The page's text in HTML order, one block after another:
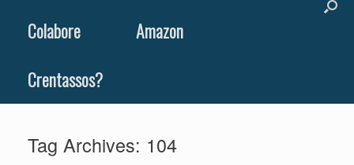
Colabore
Amazon
Crentassos?
Tag Archives: 104